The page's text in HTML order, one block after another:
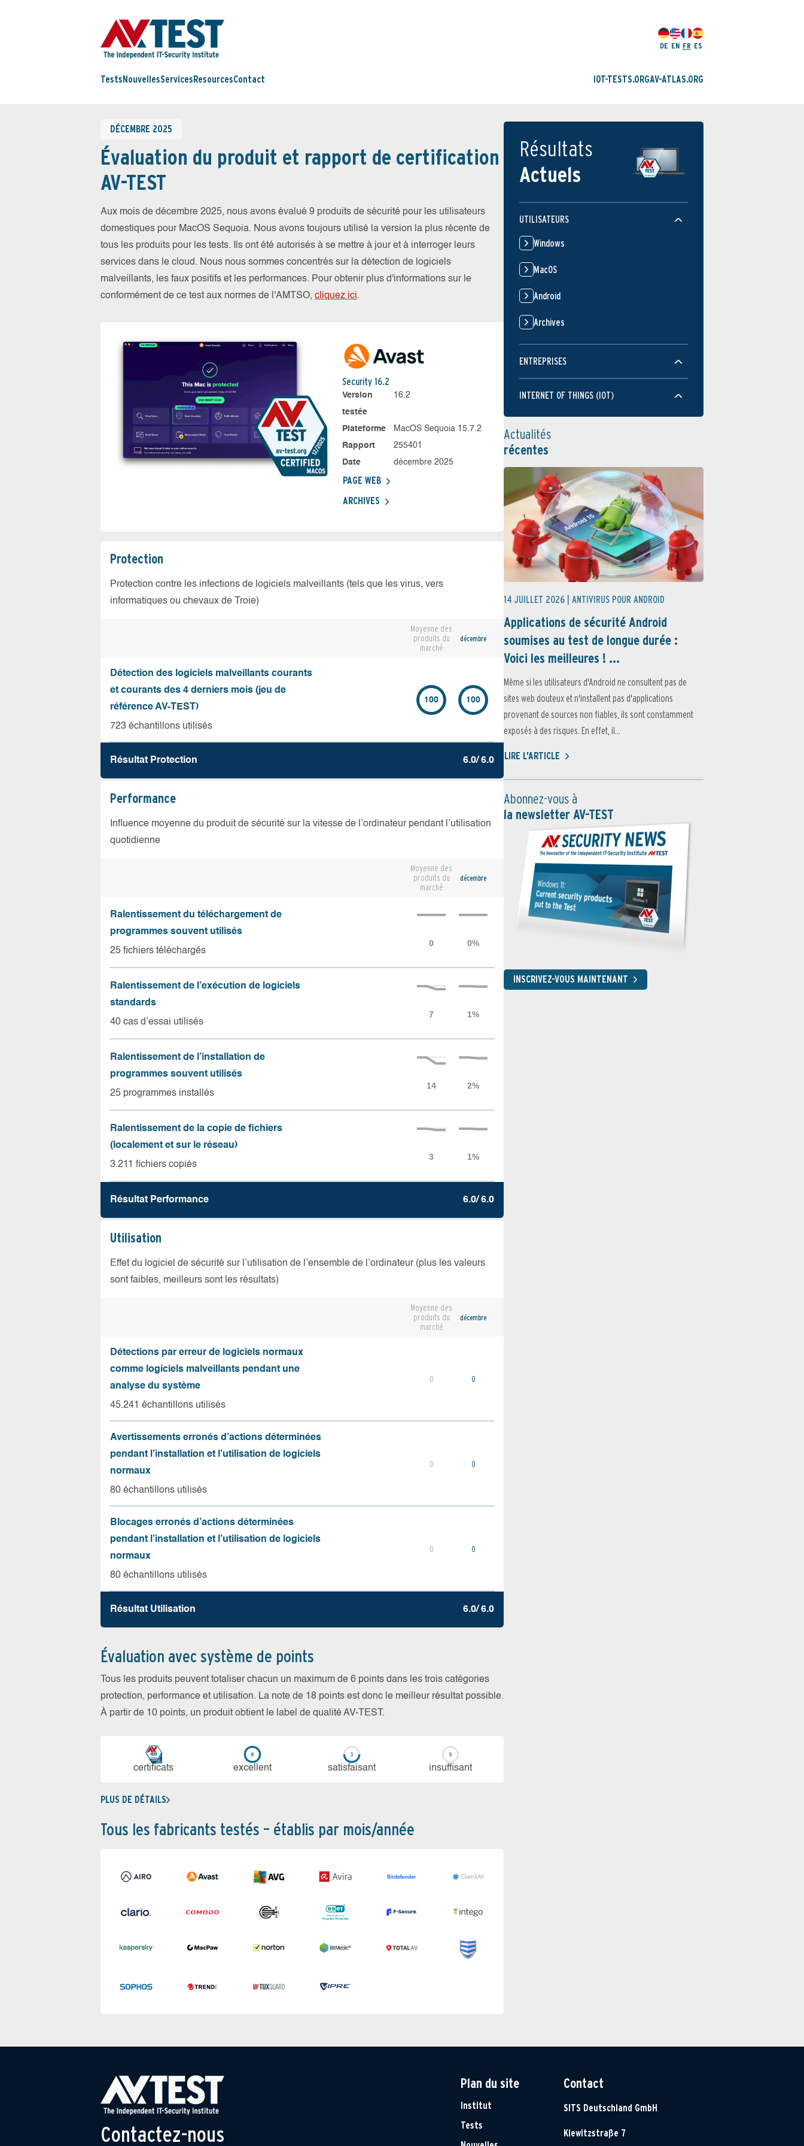
DE EN FR ES
Tests NouvellesServices ResourcesContact IOT-TESTS.ORGAV-ATLAS.ORG
DÉCEMBRE 2025
Évaluation du produit et rapport de certification
AV-TEST
Aux mois de décembre 2025, nous avons évalué 9 produits de sécurité pour les utilisateurs
domestiques pour MacOS Sequoia. Nous avons toujours utilisé la version la plus récente de
tous les produits pour les tests. Ils ont été autorisés à se mettre à jour et à interroger leurs
services dans le cloud. Nous nous sommes concentrés sur la détection de logiciels
malveillants, les faux positifs et les performances. Pour obtenir plus d'informations sur le
conformément de ce test aux normes de l'AMTSO, cliquez ici.
Security 16.2
Version
testée
16.2
Plateforme
MacOS Sequoia 15.7.2
Rapport
255401
Date
décembre 2025
PAGE WEB
ARCHIVES
Protection
Protection contre les infections de logiciels malveillants (tels que les virus, vers
informatiques ou chevaux de Troie)
Moyenne des
produits du
marché
décembre
Détection des logiciels malveillants courants
et courants des 4 derniers mois (jeu de
référence AV-TEST)
723 échantillons utilisés
100 100
Résultat Protection 6.0/ 6.0
Performance
Influence moyenne du produit de sécurité sur la vitesse de l’ordinateur pendant l’utilisation
quotidienne
Moyenne des
produits du
marché
décembre
Ralentissement du téléchargement de
programmes souvent utilisés
25 fichiers téléchargés
Ralentissement de l’exécution de logiciels
standards
40 cas d’essai utilisés
Ralentissement de l’installation de
programmes souvent utilisés
25 programmes installés
Ralentissement de la copie de fichiers
(localement et sur le réseau)
3.211 fichiers copiés
Résultat Performance 6.0/ 6.0
Utilisation
Effet du logiciel de sécurité sur l’utilisation de l’ensemble de l’ordinateur (plus les valeurs
sont faibles, meilleurs sont les résultats)
Moyenne des
produits du
marché
décembre
Détections par erreur de logiciels normaux
comme logiciels malveillants pendant une
analyse du système
45.241 échantillons utilisés
0 0
Avertissements erronés d’actions déterminées
pendant l’installation et l’utilisation de logiciels
normaux
80 échantillons utilisés
0 0
Blocages erronés d’actions déterminées
pendant l’installation et l’utilisation de logiciels
normaux
80 échantillons utilisés
0 0
Résultat Utilisation 6.0/ 6.0
Évaluation avec système de points
Tous les produits peuvent totaliser chacun un maximum de 6 points dans les trois catégories
protection, performance et utilisation. La note de 18 points est donc le meilleur résultat possible.
À partir de 10 points, un produit obtient le label de qualité AV-TEST.
certi­ficats ex­cellent sa­tis­fai­sant in­suf­fi­sant
PLUS DE DÉTAILS
Tous les fabricants testés – établis par mois/année
Résultats
Actuels
UTILISATEURS
Windows
MacOS
Android
Archives
ENTREPRISES
INTERNET OF THINGS (IOT)
Actualités
récentes
14 JUILLET 2026 | ANTIVIRUS POUR ANDROID
Applications de sécurité Android
soumises au test de longue durée :
Voici les meilleures ! ...
Même si les utilisateurs d'Android ne consultent pas de
sites web douteux et n'installent pas d'applications
provenant de sources non fiables, ils sont constamment
exposés à des risques. En effet, il...
LIRE L'ARTICLE
Abonnez-vous à
la newsletter AV-TEST
INSCRIVEZ-VOUS MAINTENANT
Contactez-nous
Plan du site
Institut
Tests
Contact
SITS Deutschland GmbH
Klewitzstraße 7